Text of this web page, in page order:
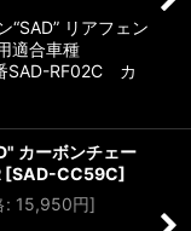
“SAD” リアフェン
適合車種
SAD-RF02C カ
カーボンチェー
[SAD-CC59C]
: 15,950円]